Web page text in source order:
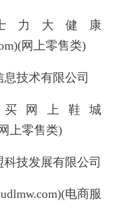
大健康
网上零售类)
技术有限公司
上鞋城
上零售类)
技发展有限公司
电商服